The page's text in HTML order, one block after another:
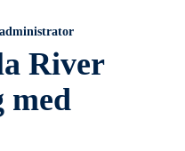
administrator
River
med